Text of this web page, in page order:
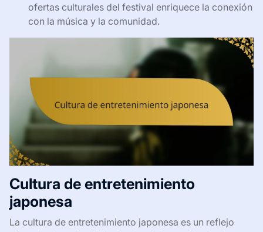
ofertas culturales del festival enriquece la conexión
con la música y la comunidad.
Cultura de entretenimiento
japonesa
La cultura de entretenimiento japonesa es un reflejo